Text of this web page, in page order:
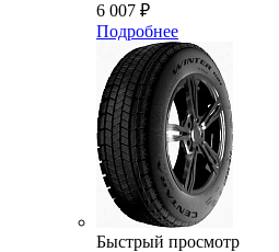
6 007 ₽
Подробнее
Быстрый просмотр